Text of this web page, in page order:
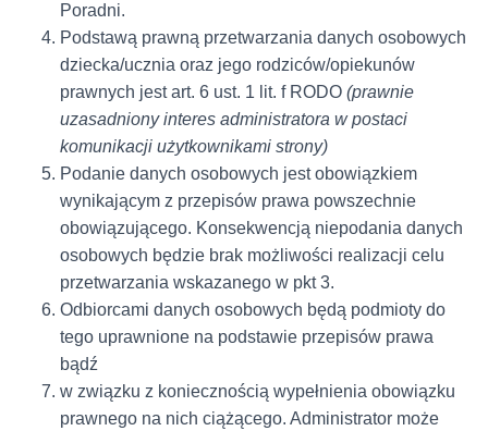
Poradni.
Podstawą prawną przetwarzania danych osobowych
dziecka/ucznia oraz jego rodziców/opiekunów
prawnych jest art. 6 ust. 1 lit. f RODO (prawnie
uzasadniony interes administratora w postaci
komunikacji użytkownikami strony)
Podanie danych osobowych jest obowiązkiem
wynikającym z przepisów prawa powszechnie
obowiązującego. Konsekwencją niepodania danych
osobowych będzie brak możliwości realizacji celu
przetwarzania wskazanego w pkt 3.
Odbiorcami danych osobowych będą podmioty do
tego uprawnione na podstawie przepisów prawa
bądź
w związku z koniecznością wypełnienia obowiązku
prawnego na nich ciążącego. Administrator może